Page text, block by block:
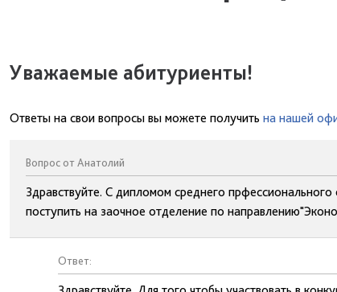
Уважаемые абитуриенты!
Ответы на свои вопросы вы можете получить на нашей
Вопрос от Анатолий
Здравствуйте. С дипломом среднего
поступить на заочное отделение по
Ответ: